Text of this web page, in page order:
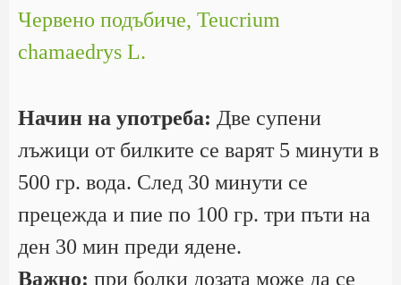
Червено подъбиче, Teucrium
chamaedrys L.
Начин на употреба: Две супени
лъжици от билките се варят 5 минути в
500 гр. вода. След 30 минути се
прецежда и пие по 100 гр. три пъти на
ден 30 мин преди ядене.
Важно: при болки дозата може да се